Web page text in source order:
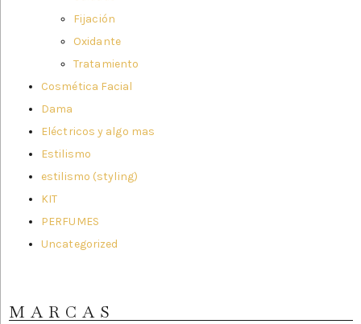
Fijación
Oxidante
Tratamiento
Cosmética Facial
Dama
Eléctricos y algo mas
Estilismo
estilismo (styling)
KIT
PERFUMES
Uncategorized
MARCAS